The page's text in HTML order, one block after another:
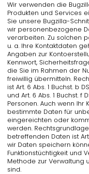
Wir verwenden die
Produkten und Services
Sie unsere Bugzilla-
wir personenbezogene
verarbeiten. Zu solchen
u. a. Ihre Kontaktdaten
Angaben zur
Kennwort,
die Sie im Rahmen der
freiwillig übermitteln.
ist Art. 6 Abs. 1 Buchst. b
und Art. 6 Abs. 1 Buchst.
Personen. Auch wenn Ihr
bestimmte Daten für
eingereichten oder
werden.
betreffenden Daten ist
wir Daten speichern
Funktionstüchtigkeit und
Methode zur Verwaltung
sind.